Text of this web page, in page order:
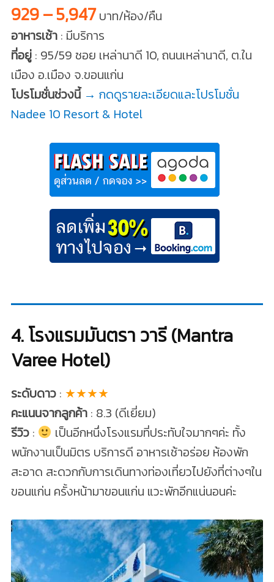
929 – 5,947บาท/ห้อง/คืน
อาหารเช้า: มีบริการ
ที่อยู่: 95/59 ซอย เหล่านาดี 10, ถนนเหล่านาดี, ต.ใน
เมือง อ.เมือง จ.ขอนแก่น
โปรโมชั่นช่วงนี้ → กดดูรายละเอียดและโปรโมชั่น
Nadee 10 Resort & Hotel
4. โรงแรมมันตรา วารี (Mantra
Varee Hotel)
ระดับดาว: ★★★★
คะแนนจากลูกค้า: 8.3 (ดีเยี่ยม)
รีวิว:
เป็นอีกหนึ่งโรงแรมที่ประทับใจมากๆค่ะ ทั้ง
พนักงานเป็นมิตร บริการดี อาหารเช้าอร่อย ห้องพัก
สะอาด สะดวกกับการเดินทางท่องเที่ยวไปยังที่ต่างๆใน
ขอนแก่น ครั้งหน้ามาขอนแก่น แวะพักอีกแน่นอนค่ะ